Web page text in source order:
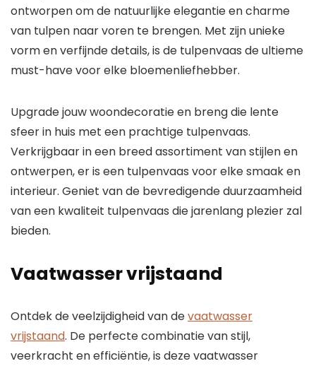
ontworpen om de natuurlijke elegantie en charme
van tulpen naar voren te brengen. Met zijn unieke
vorm en verfijnde details, is de tulpenvaas de ultieme
must-have voor elke bloemenliefhebber.
Upgrade jouw woondecoratie en breng die lente
sfeer in huis met een prachtige tulpenvaas.
Verkrijgbaar in een breed assortiment van stijlen en
ontwerpen, er is een tulpenvaas voor elke smaak en
interieur. Geniet van de bevredigende duurzaamheid
van een kwaliteit tulpenvaas die jarenlang plezier zal
bieden.
Vaatwasser vrijstaand
Ontdek de veelzijdigheid van devaatwasser
vrijstaand. De perfecte combinatie van stijl,
veerkracht en efficiëntie, is deze vaatwasser